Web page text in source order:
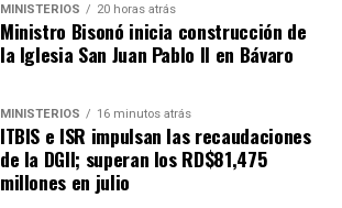
MINISTERIOS 20 horas atrás
Ministro Bisonó inicia construcción de
la Iglesia San Juan Pablo II en Bávaro
MINISTERIOS 16 minutos atrás
ITBIS e ISR impulsan las recaudaciones
de la DGII; superan los RD$81,475
millones en julio